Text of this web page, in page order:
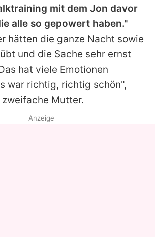
mit dem Jon davor
alle so gepowert haben."
hätten die ganze Nacht sowie
und die Sache sehr ernst
hat viele Emotionen
war richtig, richtig schön",
Mutter.
Anzeige